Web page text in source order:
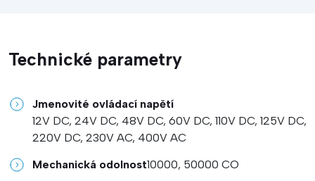
Technické parametry
Jmenovité ovládací napětí
12V DC, 24V DC, 48V DC, 60V DC, 110V DC, 125V DC,
220V DC, 230V AC, 400V AC
Mechanická odolnost10000, 50000 CO